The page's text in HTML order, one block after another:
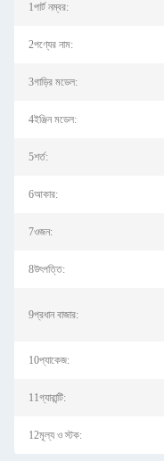
1পার্ট নম্বর:
2পণ্যের নাম:
3গাড়ির মডেল:
4ইঞ্জিন মডেল:
5শর্ত:
6আকার:
7ওজন:
8উৎপত্তি:
9প্রধান বাজার:
10প্যাকেজ:
11গ্যারান্টি:
12মূল্য ও স্টক: